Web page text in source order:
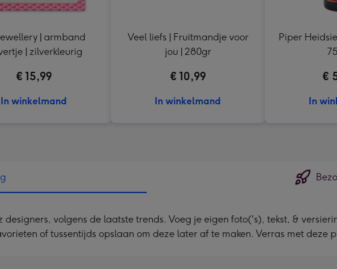
| armband
| zilverkleurig
€ 15,99
In winkelmand
Veel liefs | Fruitmandje voor
jou | 280gr
€ 10,99
In winkelmand
Piper
€
In
volgens de laatste trends. Voeg je eigen foto('s), tekst, &
of tussentijds opslaan om deze later af te maken. Verras met deze